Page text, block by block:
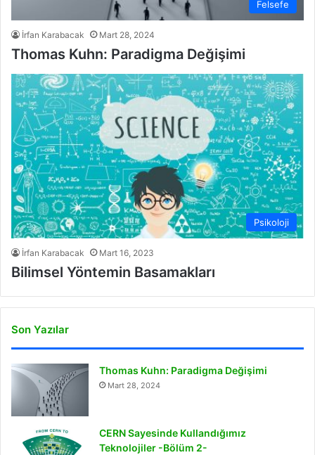
Felsefe
İrfan Karabacak Mart 28, 2024
Thomas Kuhn: Paradigma Değişimi
Psikoloji
İrfan Karabacak Mart 16, 2023
Bilimsel Yöntemin Basamakları
Son Yazılar
Thomas Kuhn: Paradigma Değişimi
Mart 28, 2024
CERN Sayesinde Kullandığımız
Teknolojiler -Bölüm 2-